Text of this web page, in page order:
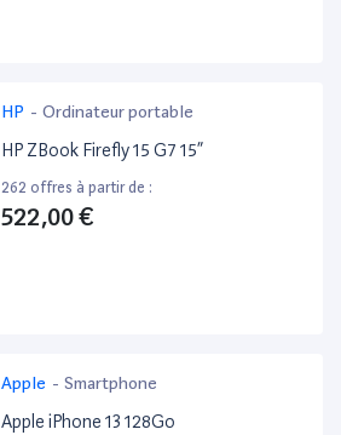
HP - Ordinateur portable
HP ZBook Firefly 15 G7 15”
262 offres à partir de :
522,00 €
Apple - Smartphone
Apple iPhone 13 128Go